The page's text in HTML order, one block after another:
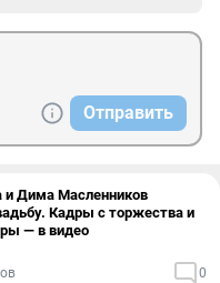
Отправить
и Дима Масленников
Кадры с торжества и
— в видео
0